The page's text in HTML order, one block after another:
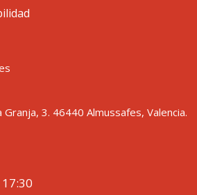
Granja, 3. 46440 Almussafes, Valencia.